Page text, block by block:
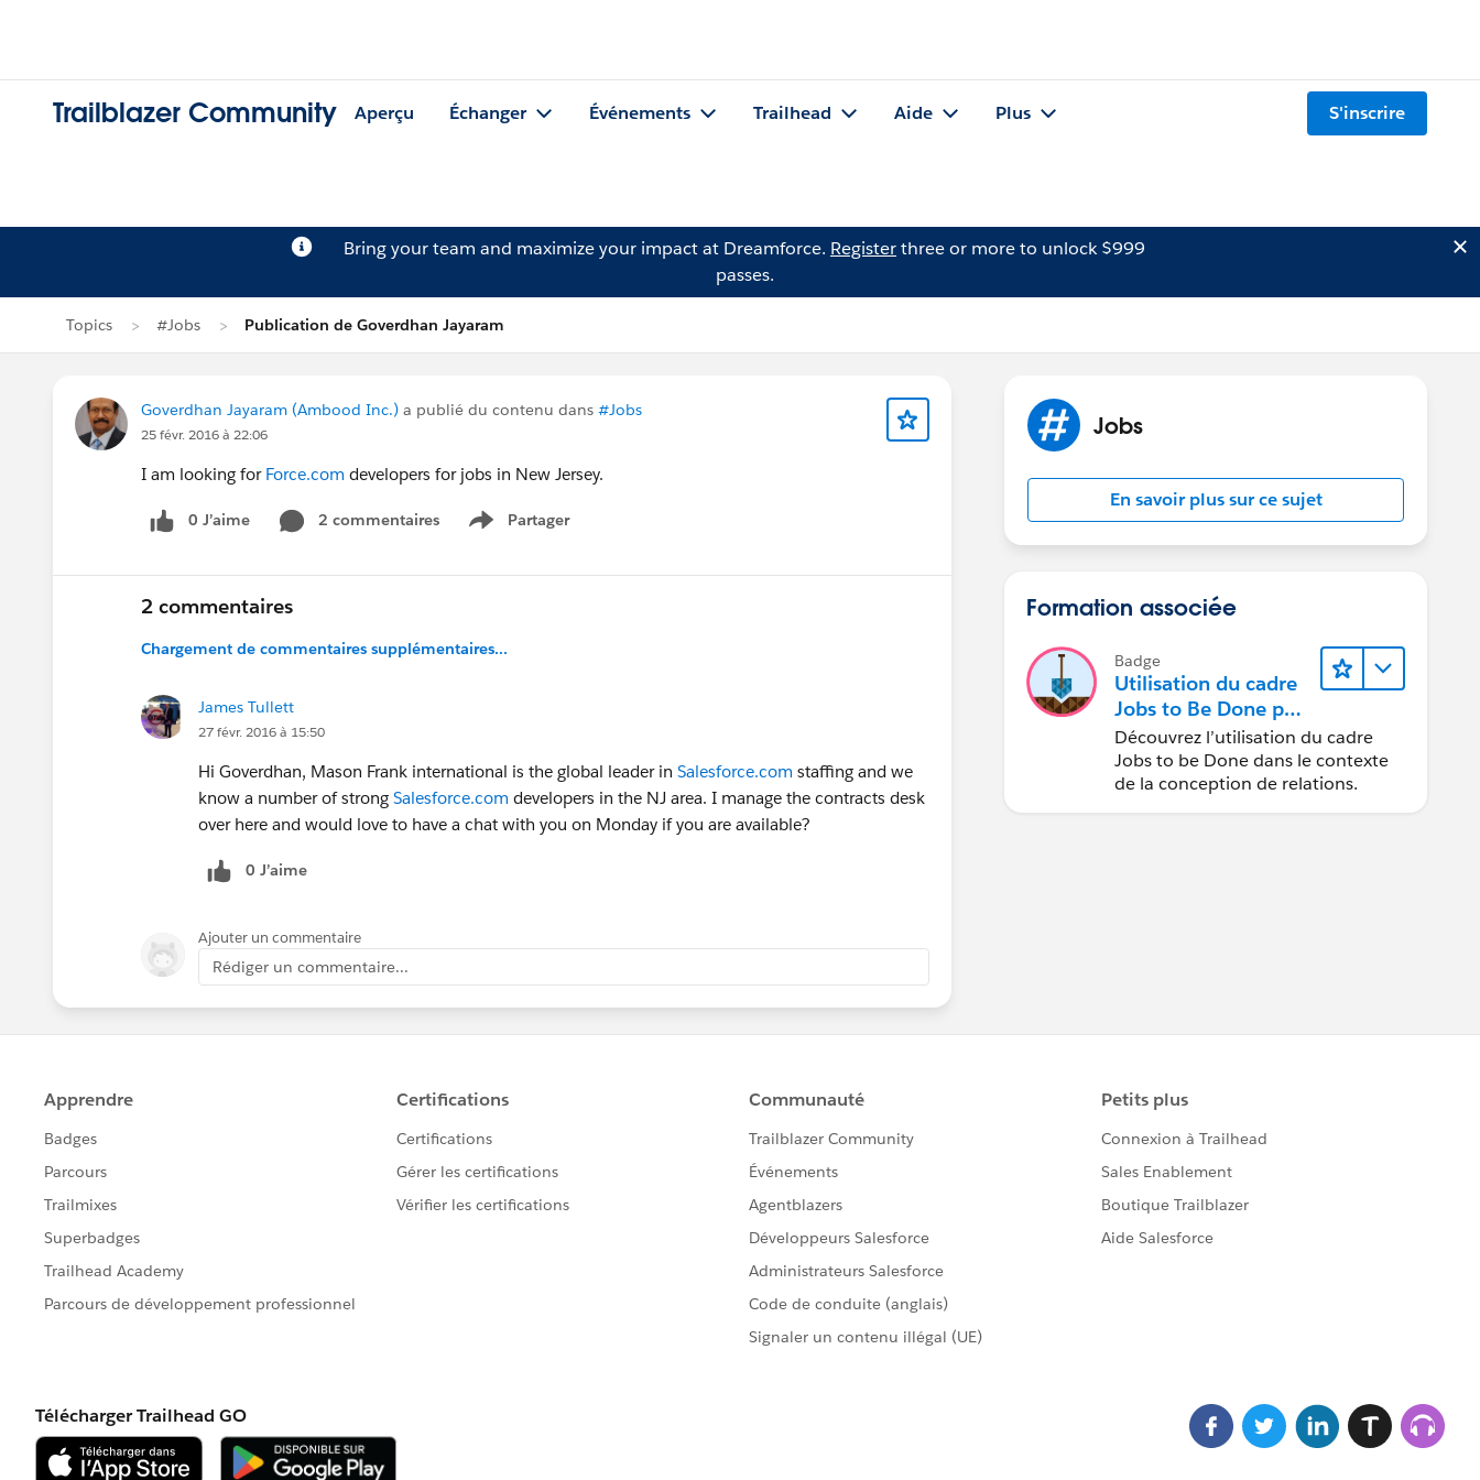
Trailblazer Community Aperçu Échanger Événements Trailhead Aide Plus S'inscrire
Bring your team and maximize your impact at Dreamforce. Registerthree or more to unlock $999
passes.
Topics #Jobs Publication de Goverdhan Jayaram
Goverdhan Jayaram (Ambood Inc.) a publié du contenu dans #Jobs
25 févr. 2016 à 22:06
I am looking for Force.com developers for jobs in New Jersey.
0 J’aime 2 commentaires Partager
Show menu
2 commentaires
Chargement de commentaires supplémentaires...
James Tullett
27 févr. 2016 à 15:50
Hi Goverdhan, Mason Frank international is the global leader in Salesforce.com staffing and we
know a number of strong Salesforce.com developers in the NJ area. I manage the contracts desk
over here and would love to have a chat with you on Monday if you are available?
0 J’aime
Ajouter un commentaire
Rédiger un commentaire...
Jobs
En savoir plus sur ce sujet
Formation associée
Badge
Utilisation du cadre
Jobs to Be Done par
les concepteurs
Découvrez l’utilisation du cadre
Jobs to be Done dans le contexte
de la conception de relations.